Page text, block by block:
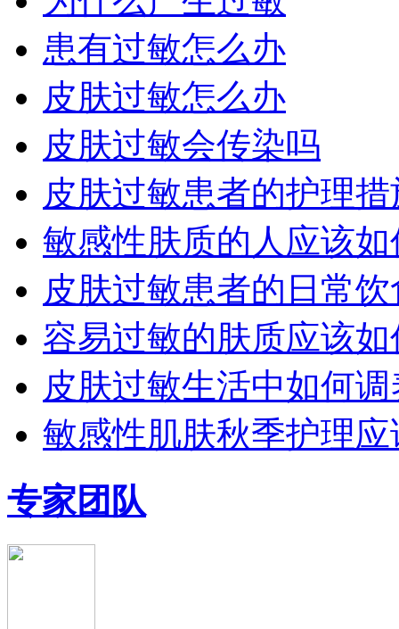
患有过敏怎么办
皮肤过敏怎么办
皮肤过敏会传染吗
皮肤过敏患者的护理
敏感性肤质的人应该
皮肤过敏患者的日常
容易过敏的肤质应该
皮肤过敏生活中如何调
敏感性肌肤秋季护理
专家团队